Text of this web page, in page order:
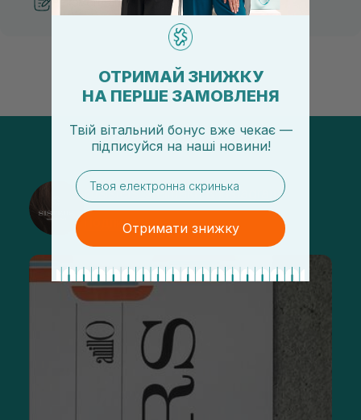
@sisters_stelmakh в Instagram
Подписаться
ОТРИМАЙ ЗНИЖКУ
НА ПЕРШЕ ЗАМОВЛЕНЯ
Твій вітальний бонус вже чекає —
підписуйся на наші новини!
email
Отримати знижку